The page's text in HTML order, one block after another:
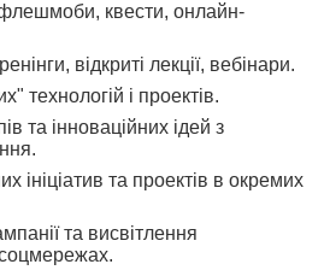
флешмоби, квести, онлайн-
відкриті лекції, вебінари.
технологій і проектів.
та інноваційних ідей з
ініціатив та проектів в окремих
та висвітлення